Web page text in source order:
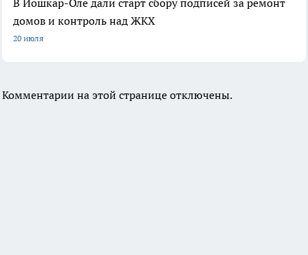
домов и контроль над ЖКХ
20 июля
Комментарии на этой странице отключены.